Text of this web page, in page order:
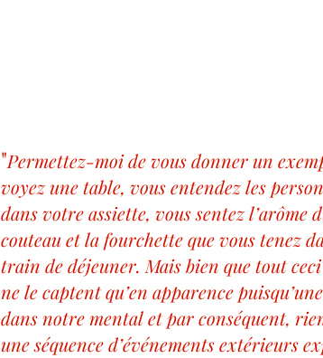
"Permettez-moi de vous donner un
voyez une table, vous entendez les
dans votre assiette, vous sentez
couteau et la fourchette que vous tenez
train de déjeuner. Mais bien que tout
ne le captent qu’en apparence
dans notre mental et par conséquent,
une séquence d’événements extérieurs